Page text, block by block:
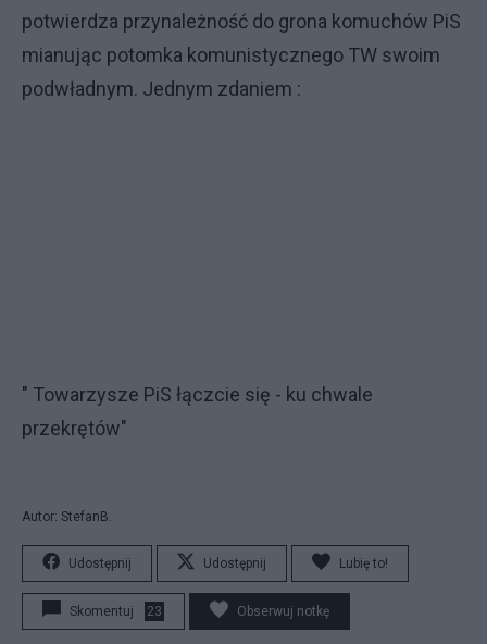
potwierdza przynależność do grona komuchów PiS
mianując potomka komunistycznego TW swoim
podwładnym. Jednym zdaniem :
" Towarzysze PiS łączcie się - ku chwale
przekrętów"
Autor: StefanB.
Udostępnij Udostępnij Lubię to!
Skomentuj 23 Obserwuj notkę